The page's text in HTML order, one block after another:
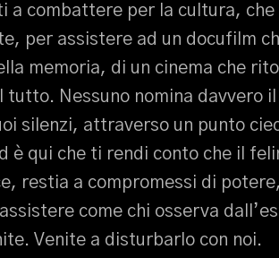
a combattere per la cultura, che
per assistere ad un docufilm
memoria, di un cinema che
tutto. Nessuno nomina davvero
silenzi, attraverso un punto
è qui che ti rendi conto che il
restia a compromessi di
come chi osserva
Venite a disturbarlo con noi.